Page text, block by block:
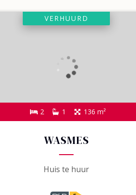
2 1 136 m²
VERHUURD
WASMES
Huis te huur